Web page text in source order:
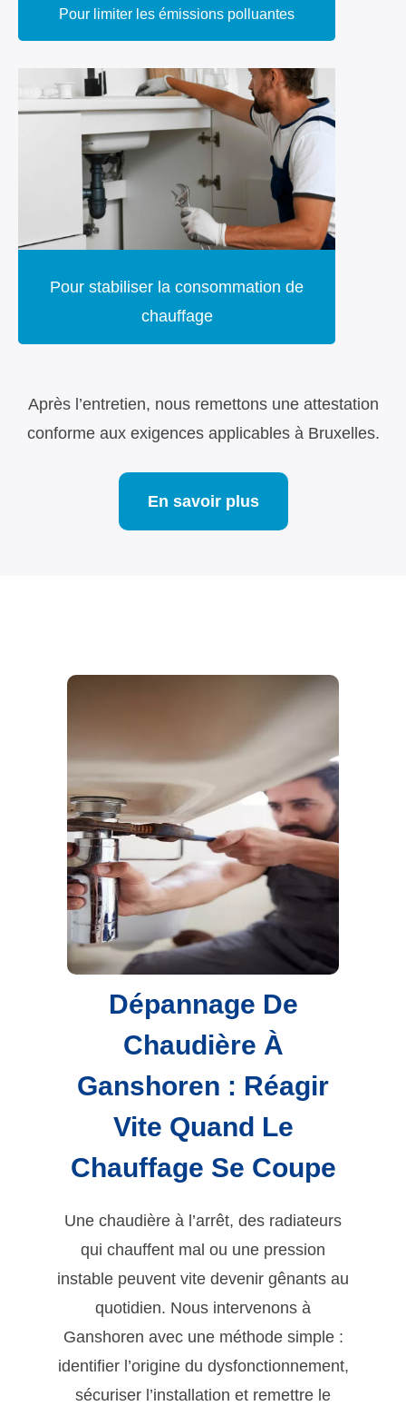
Pour limiter les émissions polluantes
Pour stabiliser la consommation de
chauffage
Après l’entretien, nous remettons une attestation
conforme aux exigences applicables à Bruxelles.
En savoir plus
Dépannage De
Chaudière À
Ganshoren : Réagir
Vite Quand Le
Chauffage Se Coupe
Une chaudière à l’arrêt, des radiateurs
qui chauffent mal ou une pression
instable peuvent vite devenir gênants au
quotidien. Nous intervenons à
Ganshoren avec une méthode simple :
identifier l’origine du dysfonctionnement,
sécuriser l’installation et remettre le